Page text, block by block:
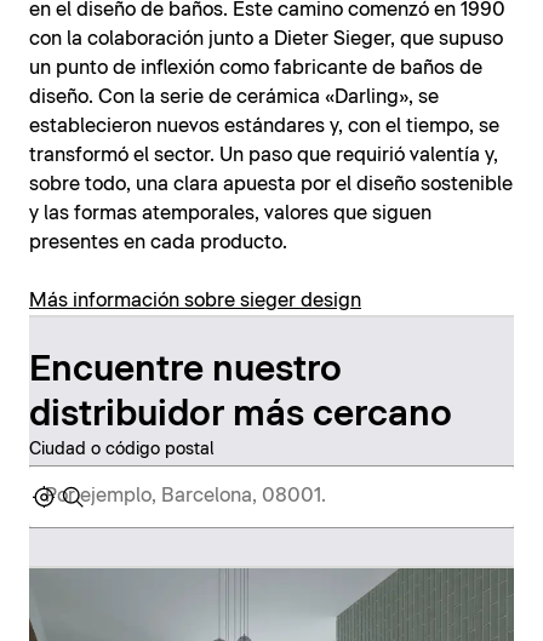
en el diseño de baños. Este camino comenzó en 1990
con la colaboración junto a Dieter Sieger, que supuso
un punto de inflexión como fabricante de baños de
diseño. Con la serie de cerámica «Darling», se
establecieron nuevos estándares y, con el tiempo, se
transformó el sector. Un paso que requirió valentía y,
sobre todo, una clara apuesta por el diseño sostenible
y las formas atemporales, valores que siguen
presentes en cada producto.
Más información sobre sieger design
Encuentre nuestro
distribuidor más cercano
Ciudad o código postal